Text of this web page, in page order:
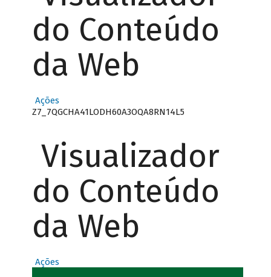
do Conteúdo
da Web
Ações
Z7_7QGCHA41LODH60A3OQA8RN14L5
Visualizador
do Conteúdo
da Web
Ações